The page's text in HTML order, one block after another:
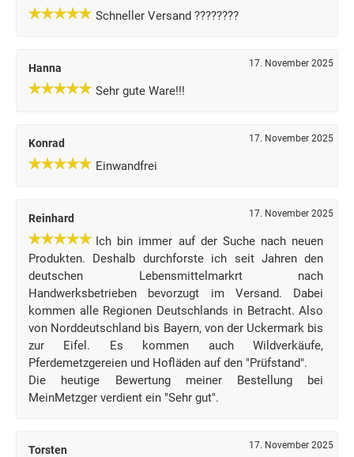
Schneller Versand ????????
Hanna 17. November 2025
Sehr gute Ware!!!
Konrad 17. November 2025
Einwandfrei
Reinhard 17. November 2025
Ich bin immer auf der Suche nach neuen
Produkten. Deshalb durchforste ich seit Jahren den
deutschen Lebensmittelmarkrt nach
Handwerksbetrieben bevorzugt im Versand. Dabei
kommen alle Regionen Deutschlands in Betracht. Also
von Norddeutschland bis Bayern, von der Uckermark bis
zur Eifel. Es kommen auch Wildverkäufe,
Pferdemetzgereien und Hofläden auf den "Prüfstand".
Die heutige Bewertung meiner Bestellung bei
MeinMetzger verdient ein "Sehr gut".
Torsten 17. November 2025